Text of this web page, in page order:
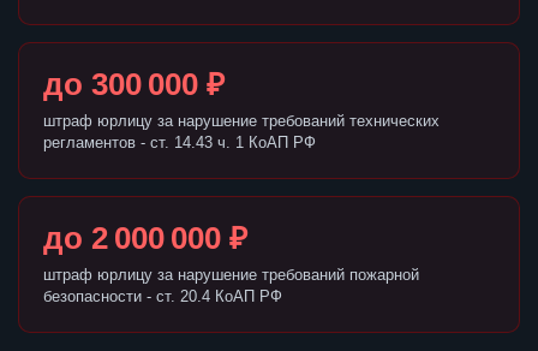
до 300 000 ₽
штраф юрлицу за нарушение требований технических
регламентов - ст. 14.43 ч. 1 КоАП РФ
до 2 000 000 ₽
штраф юрлицу за нарушение требований пожарной
безопасности - ст. 20.4 КоАП РФ